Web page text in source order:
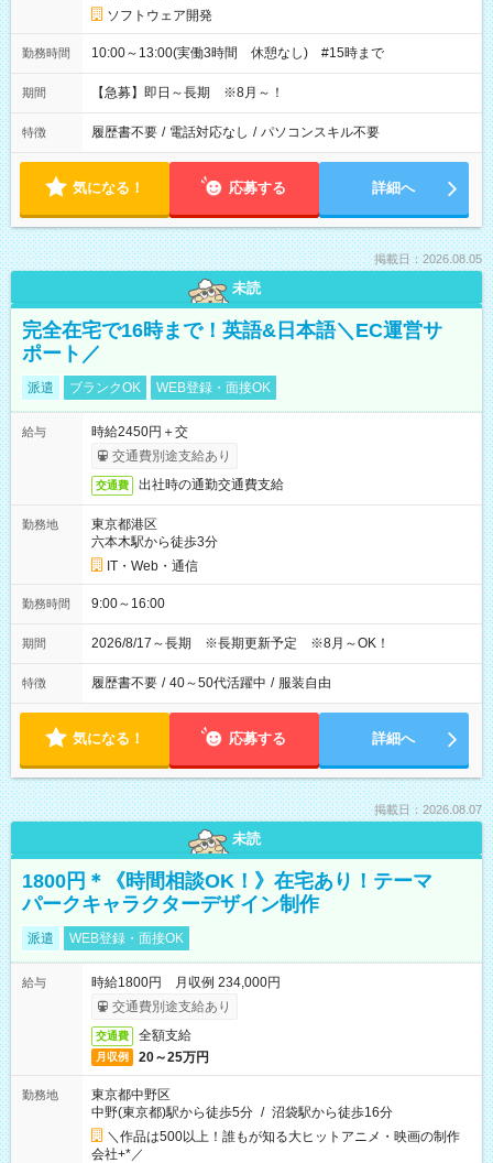
ソフトウェア開発
勤務時間 10:00～13:00(実働3時間 休憩なし) #15時まで
期間 【急募】即日～長期 ※8月～！
特徴 履歴書不要 / 電話対応なし / パソコンスキル不要
気になる！ 応募する 詳細へ
掲載日：2026.08.05
未読
完全在宅で16時まで！英語&日本語＼EC運営サ
ポート／
派遣 ブランクOK WEB登録・面接OK
給与
時給2450円＋交
交通費別途支給あり
交通費 出社時の通勤交通費支給
勤務地
東京都港区
六本木駅から徒歩3分
IT・Web・通信
勤務時間 9:00～16:00
期間 2026/8/17～長期 ※長期更新予定 ※8月～OK！
特徴 履歴書不要 / 40～50代活躍中 / 服装自由
気になる！ 応募する 詳細へ
掲載日：2026.08.07
未読
1800円＊《時間相談OK！》在宅あり！テーマ
パークキャラクターデザイン制作
派遣 WEB登録・面接OK
給与
時給1800円 月収例 234,000円
交通費別途支給あり
交通費 全額支給
月収例 20～25万円
勤務地
東京都中野区
中野(東京都)駅から徒歩5分 / 沼袋駅から徒歩16分
＼作品は500以上！誰もが知る大ヒットアニメ・映画の制作
会社+*／